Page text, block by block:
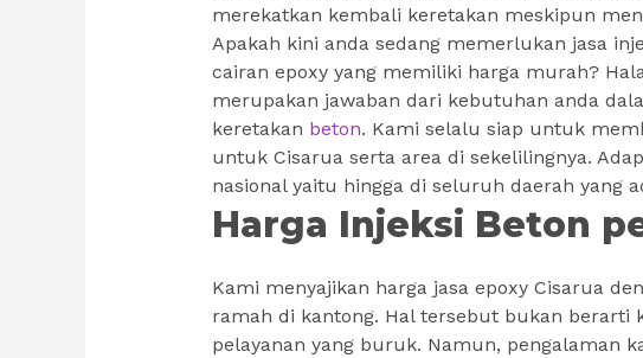
merekatkan kembali keretakan meskipun
Apakah kini anda sedang memerlukan jasa
cairan epoxy yang memiliki harga murah?
merupakan jawaban dari kebutuhan anda
keretakan beton. Kami selalu siap untuk
untuk Cisarua serta area di sekelilingnya.
nasional yaitu hingga di seluruh daerah yang
Harga Injeksi Beton
Kami menyajikan harga jasa epoxy Cisarua
ramah di kantong. Hal tersebut bukan berarti
pelayanan yang buruk. Namun, pengalaman